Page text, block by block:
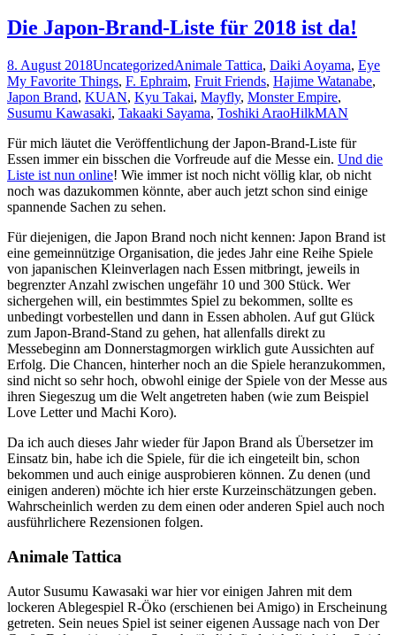
–
die
2018
(Teil
1)
Die Japon-Brand-Liste für 2018 ist da!
8. August 2018UncategorizedAnimale Tattica, Daiki Aoyama, Eye
My Favorite Things, F. Ephraim, Fruit Friends, Hajime Watanabe,
Japon Brand, KUAN, Kyu Takai, Mayfly, Monster Empire,
Susumu Kawasaki, Takaaki Sayama, Toshiki AraoHilkMAN
Für mich läutet die Veröffentlichung der Japon-Brand-Liste für
Essen immer ein bisschen die Vorfreude auf die Messe ein. Und die
Liste ist nun online! Wie immer ist noch nicht völlig klar, ob nicht
noch was dazukommen könnte, aber auch jetzt schon sind einige
spannende Sachen zu sehen.
Für diejenigen, die Japon Brand noch nicht kennen: Japon Brand ist
eine gemeinnützige Organisation, die jedes Jahr eine Reihe Spiele
von japanischen Kleinverlagen nach Essen mitbringt, jeweils in
begrenzter Anzahl zwischen ungefähr 10 und 300 Stück. Wer
sichergehen will, ein bestimmtes Spiel zu bekommen, sollte es
unbedingt vorbestellen und dann in Essen abholen. Auf gut Glück
zum Japon-Brand-Stand zu gehen, hat allenfalls direkt zu
Messebeginn am Donnerstagmorgen wirklich gute Aussichten auf
Erfolg. Die Chancen, hinterher noch an die Spiele heranzukommen,
sind nicht so sehr hoch, obwohl einige der Spiele von der Messe aus
ihren Siegeszug um die Welt angetreten haben (wie zum Beispiel
Love Letter und Machi Koro).
Da ich auch dieses Jahr wieder für Japon Brand als Übersetzer im
Einsatz bin, habe ich die Spiele, für die ich eingeteilt bin, schon
bekommen und auch einige ausprobieren können. Zu denen (und
einigen anderen) möchte ich hier erste Kurzeinschätzungen geben.
Wahrscheinlich werden zu dem einen oder anderen Spiel auch noch
ausführlichere Rezensionen folgen.
Animale Tattica
Autor Susumu Kawasaki war hier vor einigen Jahren mit dem
lockeren Ablegespiel R-Öko (erschienen bei Amigo) in Erscheinung
getreten. Sein neues Spiel ist seiner eigenen Aussage nach von Der